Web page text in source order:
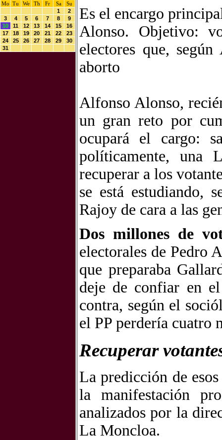
Mo
Tu We Th Fr Sa
Su
1
2
3
4 5 6 7 8
9
10
11 12 13 14 15
16
17
18 19 20 21 22
23
24
25 26 27 28 29
30
31
Es el encargo
Alonso. Objetivo:
electores que,
aborto
Alfonso Alonso,
un gran reto por
ocupará el cargo:
políticamente, una
recuperar a los
se está estudiando,
Rajoy de cara a las
Dos millones de
electorales de Pedro
que preparaba
deje de confiar en
contra, según el
el PP perdería cuatro
Recuperar
La predicción de
la manifestación
analizados por la
La Moncloa.